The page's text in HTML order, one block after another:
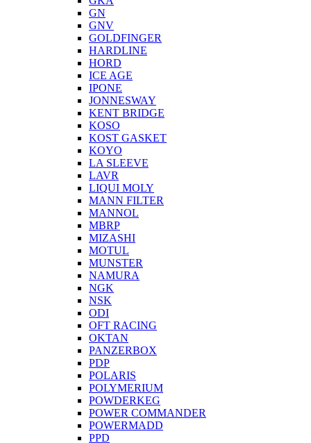
GN
GNV
GOLDFINGER
HARDLINE
HORD
ICE AGE
IPONE
JONNESWAY
KENT BRIDGE
KOSO
KOST GASKET
KOYO
LA SLEEVE
LAVR
LIQUI MOLY
MANN FILTER
MANNOL
MBRP
MIZASHI
MOTUL
MUNSTER
NAMURA
NGK
NSK
ODI
OFT RACING
OKTAN
PANZERBOX
PDP
POLARIS
POLYMERIUM
POWDERKEG
POWER COMMANDER
POWERMADD
PPD